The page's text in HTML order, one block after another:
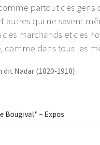
partout des gens
qui ne savent
des marchands et des
comme dans tous les
dit Nadar (1820-1910)
Bougival" – Expos